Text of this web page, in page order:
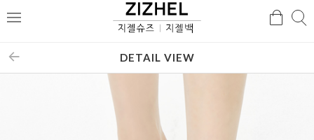
메
검
DETAIL VIEW